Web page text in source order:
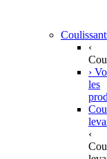
‹
›
les
‹